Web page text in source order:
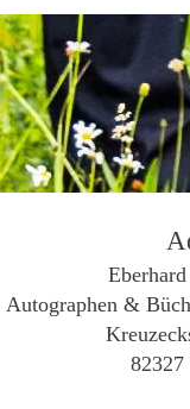
Autographen &
82327